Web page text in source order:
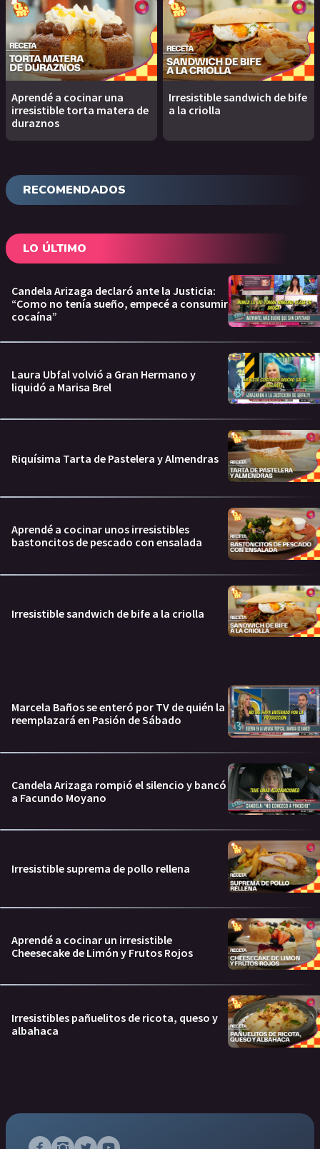
Aprendé a cocinar una
irresistible torta matera de
duraznos
Irresistible sandwich de bife
a la criolla
RECOMENDADOS
LO ÚLTIMO
Candela Arizaga declaró ante la Justicia:
“Como no tenía sueño, empecé a consumir
cocaína”
Laura Ubfal volvió a Gran Hermano y
liquidó a Marisa Brel
Riquísima Tarta de Pastelera y Almendras
Aprendé a cocinar unos irresistibles
bastoncitos de pescado con ensalada
Irresistible sandwich de bife a la criolla
Marcela Baños se enteró por TV de quién la
reemplazará en Pasión de Sábado
Candela Arizaga rompió el silencio y bancó
a Facundo Moyano
Irresistible suprema de pollo rellena
Aprendé a cocinar un irresistible
Cheesecake de Limón y Frutos Rojos
Irresistibles pañuelitos de ricota, queso y
albahaca